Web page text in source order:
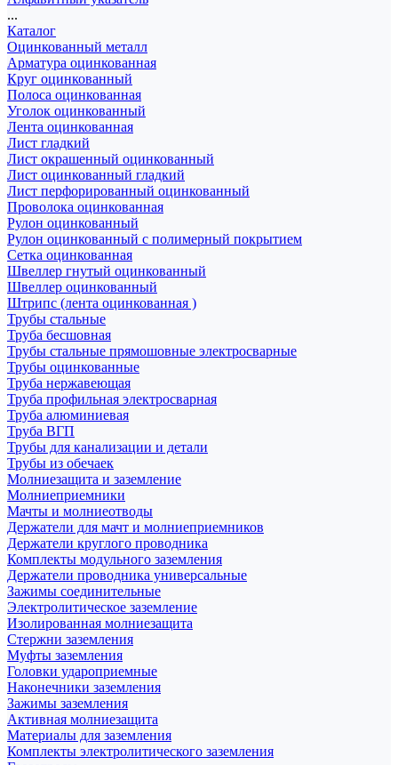
...
Каталог
Оцинкованный металл
Арматура оцинкованная
Круг оцинкованный
Полоса оцинкованная
Уголок оцинкованный
Лента оцинкованная
Лист гладкий
Лист окрашенный оцинкованный
Лист оцинкованный гладкий
Лист перфорированный оцинкованный
Проволока оцинкованная
Рулон оцинкованный
Рулон оцинкованный с полимерный покрытием
Сетка оцинкованная
Швеллер гнутый оцинкованный
Швеллер оцинкованный
Штрипс (лента оцинкованная )
Трубы стальные
Труба бесшовная
Трубы стальные прямошовные электросварные
Трубы оцинкованные
Труба нержавеющая
Труба профильная электросварная
Труба алюминиевая
Труба ВГП
Трубы для канализации и детали
Трубы из обечаек
Молниезащита и заземление
Молниеприемники
Мачты и молниеотводы
Держатели для мачт и молниеприемников
Держатели круглого проводника
Комплекты модульного заземления
Держатели проводника универсальные
Зажимы соединительные
Электролитическое заземление
Изолированная молниезащита
Стержни заземления
Муфты заземления
Головки удароприемные
Наконечники заземления
Зажимы заземления
Активная молниезащита
Материалы для заземления
Комплекты электролитического заземления